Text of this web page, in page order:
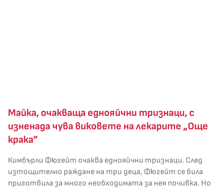
Майка, очакваща еднояйчни тризнаци, с
изненада чува виковете на лекарите „Още
крака”
Кимбърли Фюгейт очаква еднояйчни тризнаци. След
изтощително раждане на три деца, Фюгейт се била
приготвила за много необходимата за нея почивка. Но